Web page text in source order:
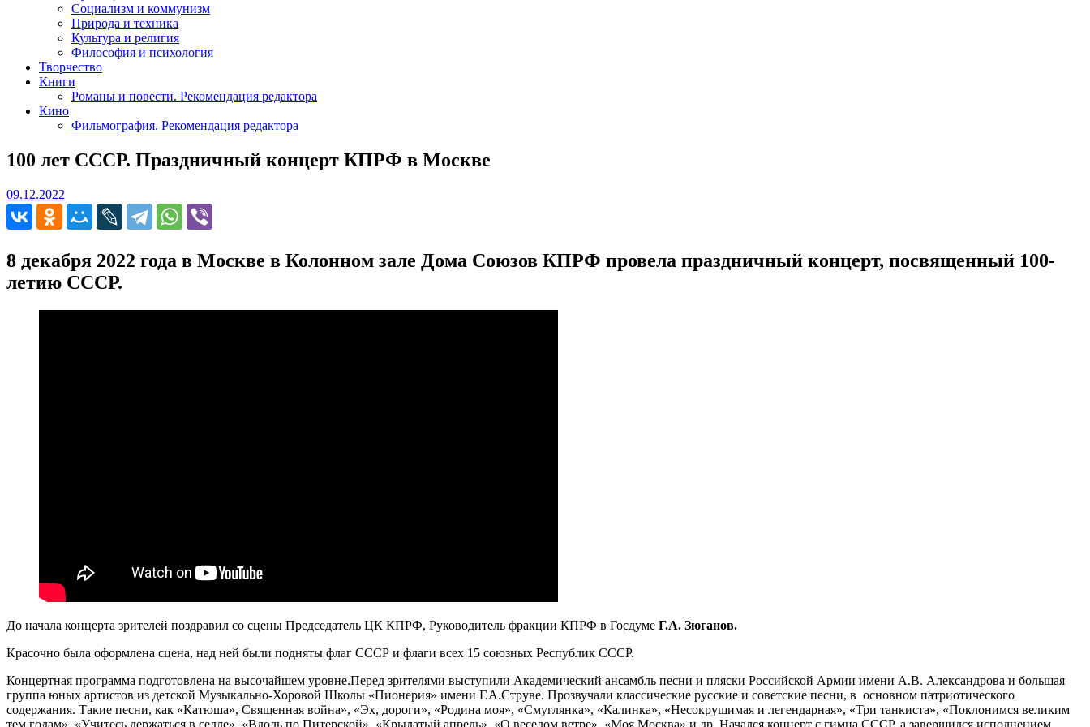
Социализм и коммунизм
Природа и техника
Культура и религия
Философия и психология
Творчество
Книги
Романы и повести. Рекомендация редактора
Кино
Фильмография. Рекомендация редактора
100 лет СССР. Праздничный концерт КПРФ в Москве
09.12.2022
8 декабря 2022 года в Москве в Колонном зале Дома Союзов КПРФ провела праздничный концерт, посвященный 100-
летию СССР.
До начала концерта зрителей поздравил со сцены Председатель ЦК КПРФ, Руководитель фракции КПРФ в Госдуме Г.А. Зюганов.
Красочно была оформлена сцена, над ней были подняты флаг СССР и флаги всех 15 союзных Республик СССР.
Концертная программа подготовлена на высочайшем уровне.Перед зрителями выступили Академический ансамбль песни и пляски Российской Армии имени А.В. Александрова и большая
группа юных артистов из детской Музыкально-Хоровой Школы «Пионерия» имени Г.А.Струве. Прозвучали классические русские и советские песни, в основном патриотического
содержания. Такие песни, как «Катюша», Священная война», «Эх, дороги», «Родина моя», «Смуглянка», «Калинка», «Несокрушимая и легендарная», «Три танкиста», «Поклонимся великим
тем годам», «Учитесь держаться в седле», «Вдоль по Питерской», «Крылатый апрель», «О веселом ветре», «Моя Москва» и др. Начался концерт с гимна СССР, а завершился исполнением